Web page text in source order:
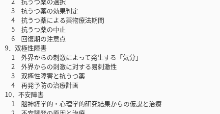
3 抗うつ薬の効果判定
4 抗うつ薬による薬物療法期間
5 抗うつ薬の中止
6 回復期の注意点
9．双極性障害
1 外界からの刺激によって発生する「気分」
2 外界からの刺激に対する易刺激性
3 双極性障害と抗うつ薬
4 再発予防の治療計画
10．不安障害
1 脳神経学的・心理学的研究結果からの仮説と治療